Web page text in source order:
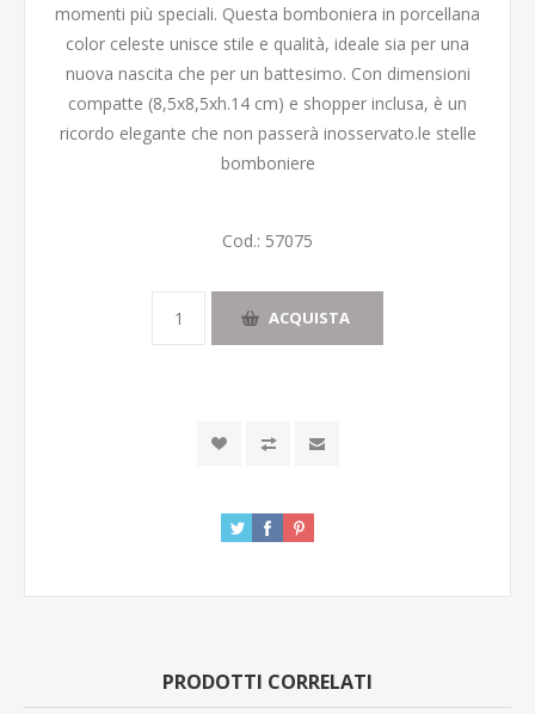
momenti più speciali. Questa bomboniera in porcellana
color celeste unisce stile e qualità, ideale sia per una
nuova nascita che per un battesimo. Con dimensioni
compatte (8,5x8,5xh.14 cm) e shopper inclusa, è un
ricordo elegante che non passerà inosservato.le stelle
bomboniere
Cod.: 57075
ACQUISTA
PRODOTTI CORRELATI